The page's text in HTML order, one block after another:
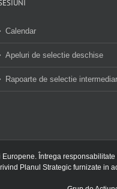
Calendar
Apeluri de selectie deschise
Rapoarte de selectie
Întrega
Planul Strategic furnizate in